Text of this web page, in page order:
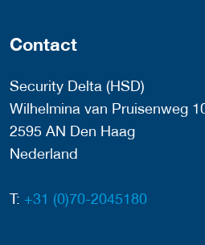
Contact
Security Delta (HSD)
Wilhelmina van Pruisenweg
2595 AN Den Haag
Nederland
T: +31 (0)70-2045180